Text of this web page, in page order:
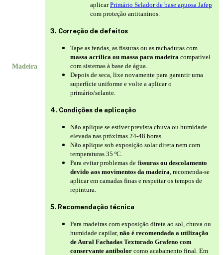
Madeira
aplicarPrimário Selador de base aquosa Jafep
com proteção antitaninos.
3. Correção de defeitos
Tape as fendas, as fissuras ou as rachaduras com
massa acrílica ou massa para madeira compatível
com sistemas à base de água.
Depois de seca, lixe novamente para garantir uma
superfície uniforme e volte a aplicar o
primário/selante.
4. Condições de aplicação
Não aplique se estiver prevista chuva ou humidade
elevada nas próximas 24-48 horas.
Não aplique sob exposição solar direta nem com
temperaturas 35 ºC.
Para evitar problemas de fissuras ou descolamento
devido aos movimentos da madeira , recomenda-se
aplicar em camadas finas e respeitar os tempos de
repintura.
5. Recomendação técnica
Para madeiras com exposição direta ao sol, chuva ou
humidade capilar, não é recomendada a utilização
de Aural Fachadas Texturado Grafeno com
conservante antibolor como acabamento final. Em